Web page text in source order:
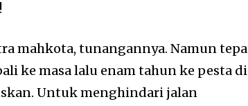
mahkota, tunangannya. Namun
ke masa lalu enam tahun ke pesta di
Untuk menghindari jalan